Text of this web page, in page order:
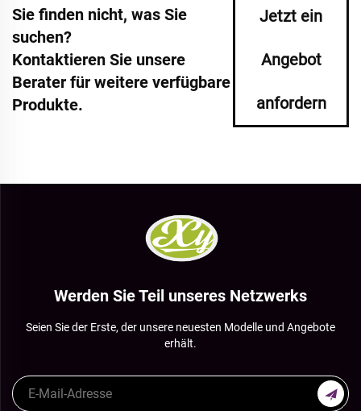
Sie finden nicht, was Sie
suchen?
Kontaktieren Sie unsere
Berater für weitere verfügbare
Produkte.
Jetzt ein
Angebot
anfordern
Werden Sie Teil unseres Netzwerks
Seien Sie der Erste, der unsere neuesten Modelle und Angebote
erhält.